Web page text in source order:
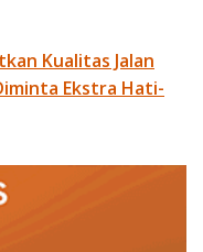
Kualitas Jalan
Ekstra Hati-